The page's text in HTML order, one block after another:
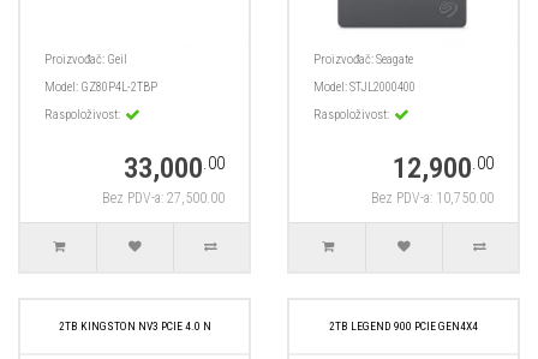
Proizvođač: Geil
Model: GZ80P4L-2TBP
Raspoloživost:
33,000.00
Bez PDV-a: 27,500.00
Proizvođač:Seagate
Model:STJL2000400
Raspoloživost:
12,900.00
Bez PDV-a: 10,750.00
2TB KINGSTON NV3 PCIE 4.0 N 2TB LEGEND 900 PCIE GEN4X4